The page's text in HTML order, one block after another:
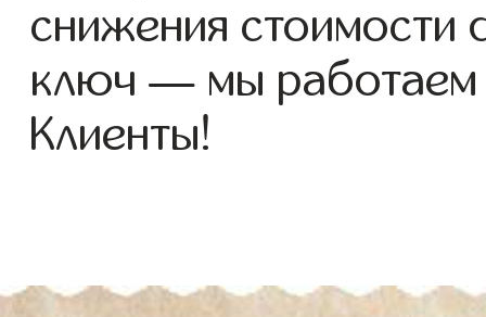
снижения стоимости
ключ — мы
Клиенты!